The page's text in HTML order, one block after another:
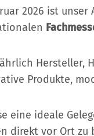
2026 ist
Hersteller,
Produkte,
eine ideale
direkt vor Ort zu